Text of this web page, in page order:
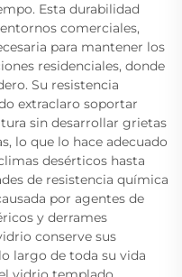
Esta durabilidad
comerciales,
para mantener los
residenciales, donde
Su resistencia
extraclaro soportar
sin desarrollar grietas
lo que lo hace adecuado
desérticos hasta
de resistencia química
por agentes de
y derrames
conserve sus
largo de toda su vida